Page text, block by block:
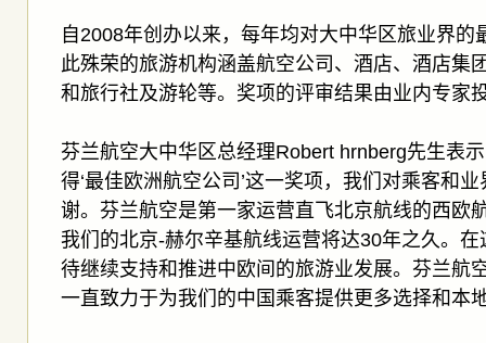
自2008年创办以来，每年均对大中华区旅业界的
此殊荣的旅游机构涵盖航空公司、酒店、酒店集
和旅行社及游轮等。奖项的评审结果由业内专家
芬兰航空大中华区总经理Robert hrnberg先生表
得‘最佳欧洲航空公司’这一奖项，我们对乘客和
谢。芬兰航空是第一家运营直飞北京航线的西欧
我们的北京-赫尔辛基航线运营将达30年之久。
待继续支持和推进中欧间的旅游业发展。芬兰航
一直致力于为我们的中国乘客提供更多选择和本